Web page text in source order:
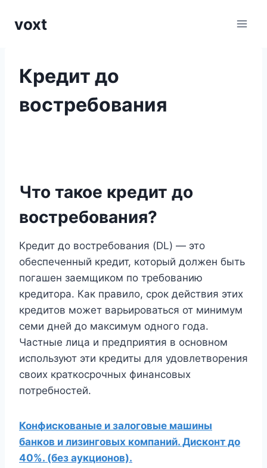
voxt
Кредит до
востребования
Что такое кредит до
востребования?
Кредит до востребования (DL) — это
обеспеченный кредит, который должен быть
погашен заемщиком по требованию
кредитора. Как правило, срок действия этих
кредитов может варьироваться от минимум
семи дней до максимум одного года.
Частные лица и предприятия в основном
используют эти кредиты для удовлетворения
своих краткосрочных финансовых
потребностей.
Конфискованые и залоговые машины
банков и лизинговых компаний. Дисконт до
40%. (без аукционов).